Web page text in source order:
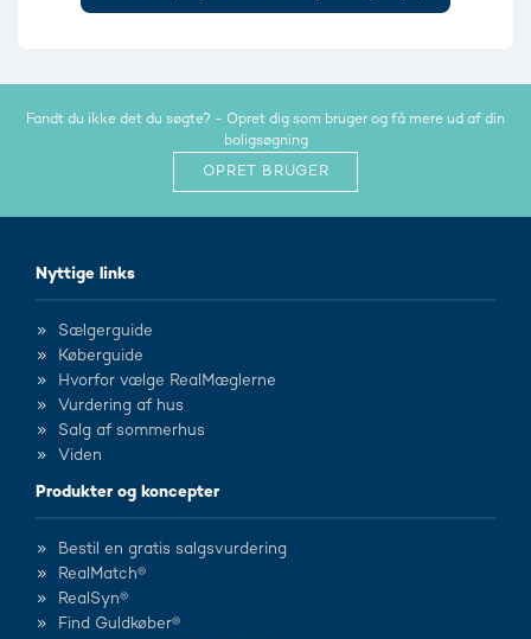
Fandt du ikke det du søgte? - Opret dig som bruger og få mere ud af din
boligsøgning
OPRET BRUGER
Nyttige links
Sælgerguide
Køberguide
Hvorfor vælge RealMæglerne
Vurdering af hus
Salg af sommerhus
Viden
Produkter og koncepter
Bestil en gratis salgsvurdering
RealMatch®
RealSyn®
Find Guldkøber®